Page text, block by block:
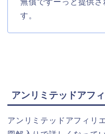
無償でずーっと提供
す。
アンリミテッドアフ
アンリミテッドアフィリ